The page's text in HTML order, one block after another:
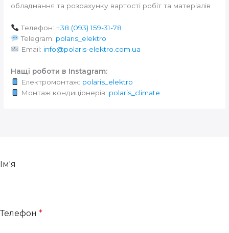
обладнання та розрахунку вартості робіт та матеріалів
Телефон: +38 (093) 159-31-78
Telegram: polaris_elektro
Email: info@polaris-elektro.com.ua
Нащі роботи в Instagram:
Електромонтаж: polaris_elektro
Монтаж кондиціонерів: polaris_climate
Ім'я
Телефон *